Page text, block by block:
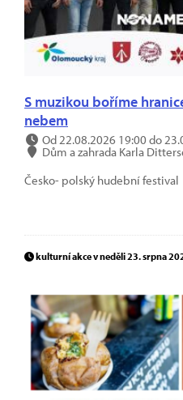
S muzikou boříme
nebem
Od 22.08.2026 19:00 do
Dům a zahrada Karla
Česko- polský hudební festival
kulturní akce v neděli 23. srpna